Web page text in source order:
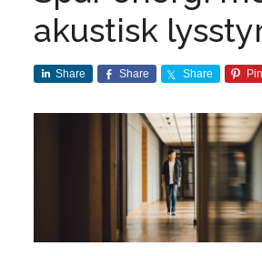
akustisk
Share Share Share Pin